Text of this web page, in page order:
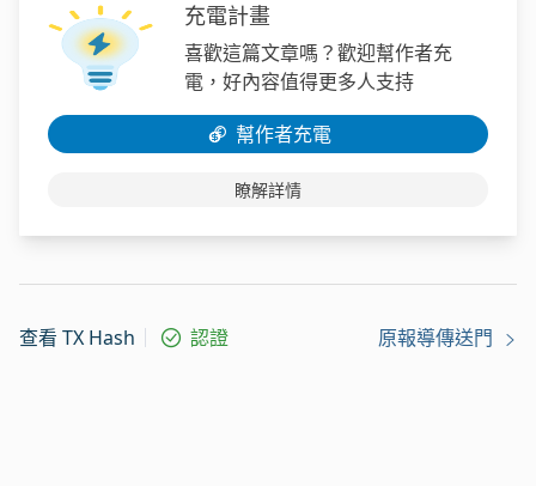
充電計畫
喜歡這篇文章嗎？歡迎幫作者充
電，好內容值得更多人支持
幫作者充電
瞭解詳情
查看 TX Hash 認證 原報導傳送門